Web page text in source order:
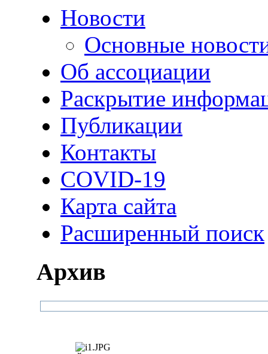
Новости
Основные
Об ассоциации
Раскрытие
Публикации
Контакты
COVID-19
Карта сайта
Расширенный поиск
Архив